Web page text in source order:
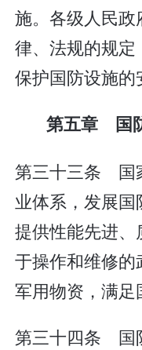
施。各级人民
律、法规的规定
保护国防设施的
第五章 国
第三十三条 国
业体系，发展
提供性能先进
于操作和维修
军用物资，满足
第三十四条 国